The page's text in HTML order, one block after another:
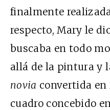
finalmente
respecto, Mary le
buscaba en todo
allá de la pintura y
novia convertida en
cuadro concebido